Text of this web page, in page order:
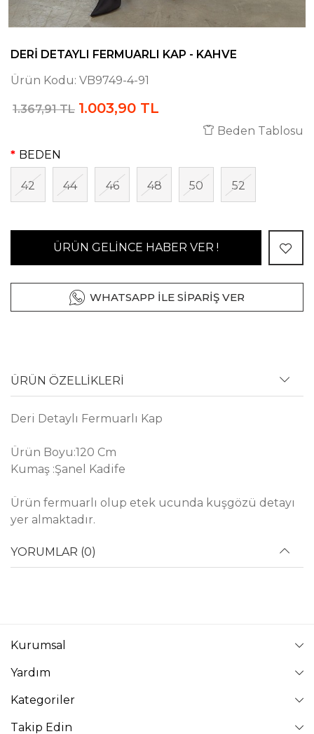
DERI DETAYLI FERMUARLI KAP - KAHVE
Ürün Kodu: VB9749-4-91
1.367,91 TL 1.003,90 TL
Beden Tablosu
BEDEN
42 44 46 48 50 52
ÜRÜN GELİNCE HABER VER !
WHATSAPP İLE SİPARİŞ VER
ÜRÜN ÖZELLİKLERİ
Deri Detaylı Fermuarlı Kap
Ürün Boyu:120 Cm
Kumaş :Şanel Kadife
Ürün fermuarlı olup etek ucunda kuşgözü detayı
yer almaktadır.
YORUMLAR (0)
Kurumsal
Yardım
Kategoriler
Takip Edin